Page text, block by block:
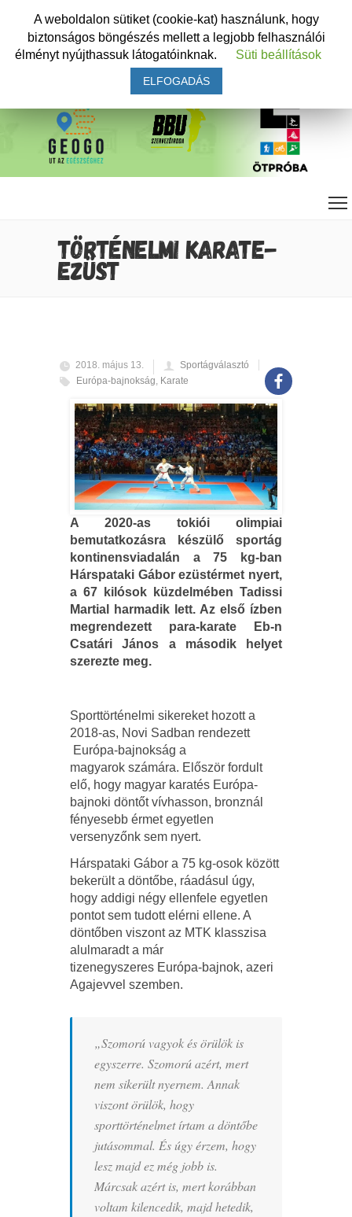
TÖRTÉNELMI KARATE-
EZÜST
2018. május 13.
Sportágválasztó
Európa-bajnokság, Karate
A 2020-as tokiói olimpiai
bemutatkozásra készülő sportág
kontinensviadalán a 75 kg-ban
Hárspataki Gábor ezüstérmet nyert,
a 67 kilósok küzdelmében Tadissi
Martial harmadik lett. Az első ízben
megrendezett para-karate Eb-n
Csatári János a második helyet
szerezte meg.
Sporttörténelmi sikereket hozott a
2018-as, Novi Sadban rendezett
Európa-bajnokság a
magyarok számára. Először fordult
elő, hogy magyar karatés Európa-
bajnoki döntőt vívhasson, bronznál
fényesebb érmet egyetlen
versenyzőnk sem nyert.
Hárspataki Gábor a 75 kg-osok között
bekerült a döntőbe, ráadásul úgy,
hogy addigi négy ellenfele egyetlen
pontot sem tudott elérni ellene. A
döntőben viszont az MTK klasszisa
alulmaradt a már
tizenegyszeres Európa-bajnok, azeri
Agajevvel szemben.
„Szomorú vagyok és örülök is
egyszerre. Szomorú azért, mert
nem sikerült nyernem. Annak
viszont örülök, hogy
sporttörténelmet írtam a döntőbe
jutásommal. És úgy érzem, hogy
lesz majd ez még jobb is.
Márcsak azért is, mert korábban
voltam kilencedik, majd hetedik,
A weboldalon sütiket (cookie-kat) használunk, hogy
biztonságos böngészés mellett a legjobb felhasználói
élményt nyújthassuk látogatóinknak.
Süti beállítások
ELFOGADÁS